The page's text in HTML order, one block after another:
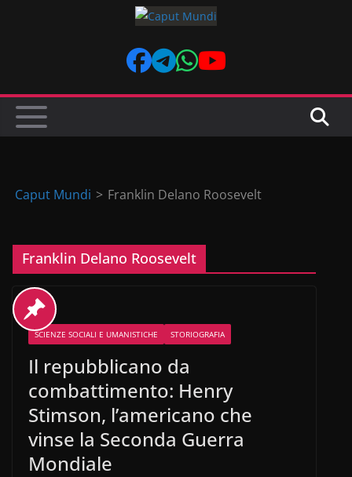
Caput Mundi > Franklin Delano Roosevelt
Franklin Delano Roosevelt
SCIENZE SOCIALI E UMANISTICHE STORIOGRAFIA
Il repubblicano da
combattimento: Henry
Stimson, l’americano che
vinse la Seconda Guerra
Mondiale